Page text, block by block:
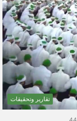
تقارير وتحقيقات